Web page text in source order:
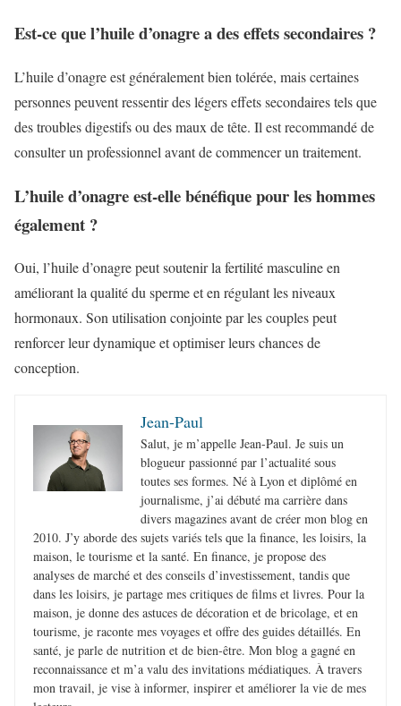
Est-ce que l’huile d’onagre a des effets secondaires ?
L’huile d’onagre est généralement bien tolérée, mais certaines
personnes peuvent ressentir des légers effets secondaires tels que
des troubles digestifs ou des maux de tête. Il est recommandé de
consulter un professionnel avant de commencer un traitement.
L’huile d’onagre est-elle bénéfique pour les hommes
également ?
Oui, l’huile d’onagre peut soutenir la fertilité masculine en
améliorant la qualité du sperme et en régulant les niveaux
hormonaux. Son utilisation conjointe par les couples peut
renforcer leur dynamique et optimiser leurs chances de
conception.
Jean-Paul
Salut, je m’appelle Jean-Paul. Je suis un
blogueur passionné par l’actualité sous
toutes ses formes. Né à Lyon et diplômé en
journalisme, j’ai débuté ma carrière dans
divers magazines avant de créer mon blog en
2010. J’y aborde des sujets variés tels que la finance, les loisirs, la
maison, le tourisme et la santé. En finance, je propose des
analyses de marché et des conseils d’investissement, tandis que
dans les loisirs, je partage mes critiques de films et livres. Pour la
maison, je donne des astuces de décoration et de bricolage, et en
tourisme, je raconte mes voyages et offre des guides détaillés. En
santé, je parle de nutrition et de bien-être. Mon blog a gagné en
reconnaissance et m’a valu des invitations médiatiques. À travers
mon travail, je vise à informer, inspirer et améliorer la vie de mes